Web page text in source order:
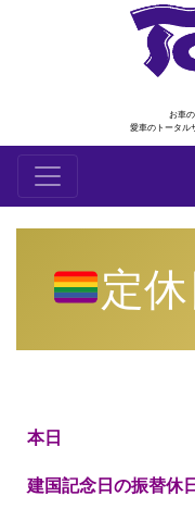
お車
愛車のトータル
定休
本日
建国記念日の振替休